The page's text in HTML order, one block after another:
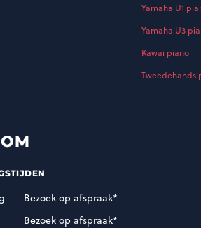
Yamaha U1
Yamaha U3
Kawai piano
Tweedehands
Bezoek op afspraak*
Bezoek op afspraak*